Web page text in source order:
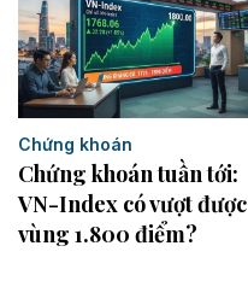
Chứng khoán
Chứng khoán tuần tới:
VN-Index có vượt được
vùng 1.800 điểm?